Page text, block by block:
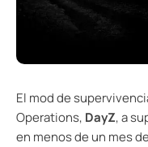
El mod de
Operations, DayZ, a
en menos de un mes